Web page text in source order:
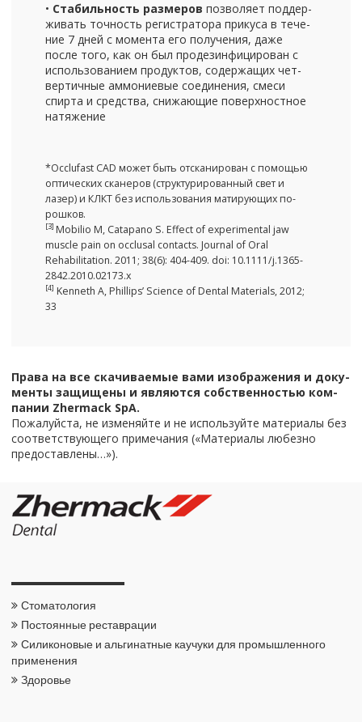
• Ста­биль­ность раз­ме­ров поз­во­ля­ет под­дер­
жи­вать точ­ность ре­ги­стра­то­ра при­ку­са в те­че­
ние 7 дней с мо­мен­та его по­лу­че­ния, даже
после того, как он был про­дез­ин­фи­ци­ро­ван с
ис­поль­зо­ва­ни­ем про­дук­тов, со­дер­жа­щих чет­
вер­тич­ные ам­мо­ни­е­вые со­еди­не­ния, смеси
спир­та и сред­ства, сни­жа­ю­щие по­верх­ност­ное
на­тя­же­ние
*Occlufast CAD может быть от­ска­ни­ро­ван с по­мо­щью
оп­ти­че­ских ска­не­ров (струк­ту­ри­ро­ван­ный свет и
лазер) и КЛКТ без ис­поль­зо­ва­ния ма­ти­ру­ю­щих по­
рош­ков.
[3] Mobilio M, Catapano S. Effect of experimental jaw
muscle pain on occlusal contacts. Journal of Oral
Rehabilitation. 2011; 38(6): 404-409. doi: 10.1111/j.1365-
2842.2010.02173.x
[4] Kenneth A, Phillips’ Science of Dental Materials, 2012;
33
Права на все ска­чи­ва­е­мые вами изоб­ра­же­ния и до­ку­
мен­ты за­щи­ще­ны и яв­ля­ют­ся соб­ствен­но­стью ком­
па­нии Zhermack SpA.
По­жа­луй­ста, не из­ме­няй­те и не ис­поль­зуй­те ма­те­ри­а­лы без
со­от­вет­ству­ю­ще­го при­ме­ча­ния («Ма­те­ри­а­лы лю­без­но
предо­став­ле­ны…»).
Сто­ма­то­ло­гия
По­сто­ян­ные ре­став­ра­ции
Си­ли­ко­но­вые и аль­ги­нат­ные ка­у­чу­ки для про­мыш­лен­но­го
при­ме­не­ния
Здо­ро­вье